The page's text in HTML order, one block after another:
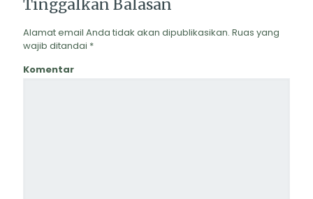
Tinggalkan Balasan
Alamat email Anda tidak akan dipublikasikan. Ruas yang
wajib ditandai *
Komentar